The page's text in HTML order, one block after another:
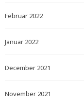
Februar 2022
Januar 2022
December 2021
November 2021